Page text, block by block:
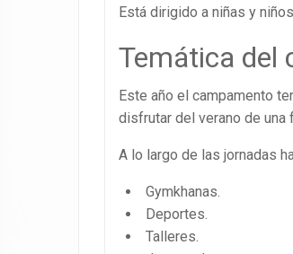
Está dirigido a niñas y
Temática del
Este año el campamento
disfrutar del verano de una
A lo largo de las jornadas
Gymkhanas.
Deportes.
Talleres.